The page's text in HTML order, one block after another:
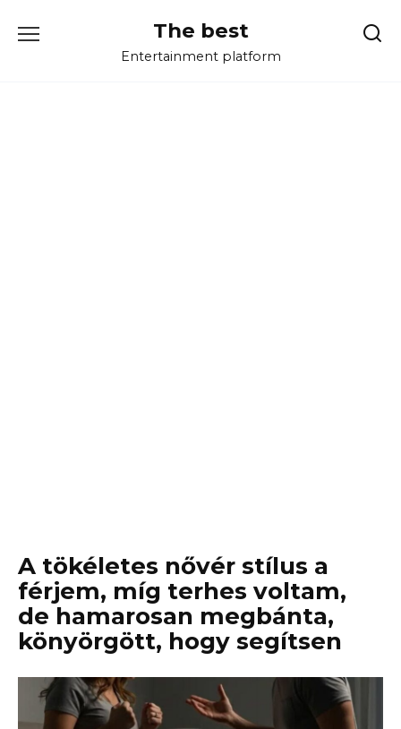
The best
Entertainment platform
A tökéletes nővér stílus a
férjem, míg terhes voltam,
de hamarosan megbánta,
könyörgött, hogy segítsen